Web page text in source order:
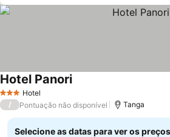
3 EstrelasHotel
Hotel Panori
/ Pontuação não disponível Tanga
Selecione as datas para ver os preços